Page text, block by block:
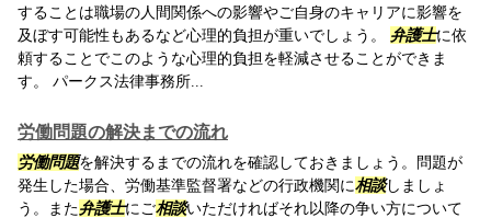
することは職場の人間関係への影響やご自身のキャリアに影響を
及ぼす可能性もあるなど心理的負担が重いでしょう。 弁護士に依
頼することでこのような心理的負担を軽減させることができま
す。 パークス法律事務所...
労働問題の解決までの流れ
労働問題を解決するまでの流れを確認しておきましょう。問題が
発生した場合、労働基準監督署などの行政機関に相談しましょ
う。また弁護士にご相談いただければそれ以降の争い方について